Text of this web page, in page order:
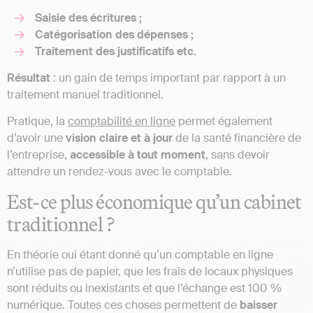
Saisie des écritures ;
Catégorisation des dépenses ;
Traitement des justificatifs etc.
Résultat : un gain de temps important par rapport à un
traitement manuel traditionnel.
Pratique, la comptabilité en ligne permet également
d’avoir unevision claire et à jourde la santé financière de
l’entreprise, accessible à tout moment, sans devoir
attendre un rendez-vous avec le comptable.
Est-ce plus économique qu’un cabinet
traditionnel ?
En théorie oui étant donné qu’un comptable en ligne
n’utilise pas de papier, que les frais de locaux physiques
sont réduits ou inexistants et que l’échange est 100 %
numérique. Toutes ces choses permettent de baisser